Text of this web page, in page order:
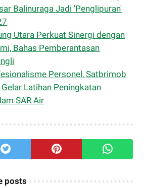
Balinuraga Jadi 'Penglipuran'
Utara Perkuat Sinergi dengan
Bahas Pemberantasan
Personel, Satbrimob
Latihan Peningkatan
SAR Air
posts